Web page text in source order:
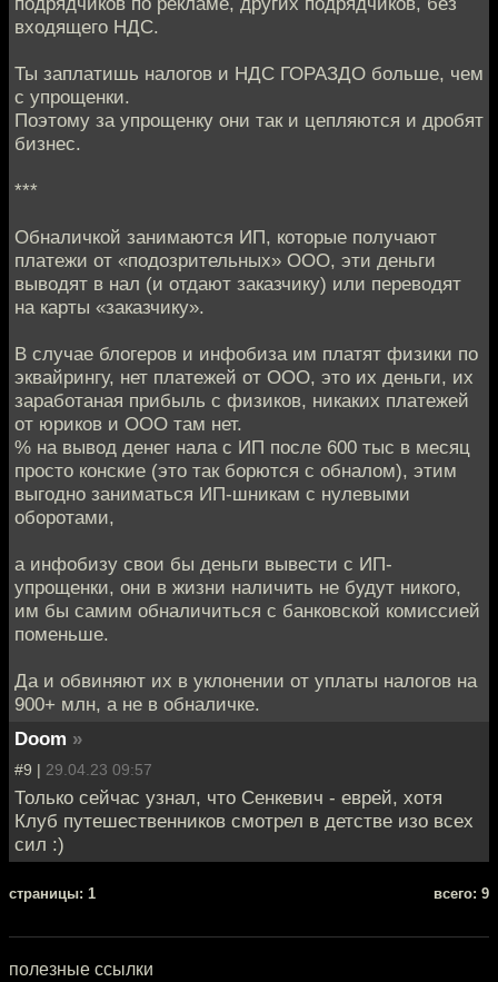
входящего НДС.
Ты заплатишь налогов и НДС ГОРАЗДО больше, чем
с упрощенки.
Поэтому за упрощенку они так и цепляются и дробят
бизнес.
***
Обналичкой занимаются ИП, которые получают
платежи от «подозрительных» ООО, эти деньги
выводят в нал (и отдают заказчику) или переводят
на карты «заказчику».
В случае блогеров и инфобиза им платят физики по
эквайрингу, нет платежей от ООО, это их деньги, их
заработаная прибыль с физиков, никаких платежей
от юриков и ООО там нет.
% на вывод денег нала с ИП после 600 тыс в месяц
просто конские (это так борются с обналом), этим
выгодно заниматься ИП-шникам с нулевыми
оборотами,
а инфобизу свои бы деньги вывести с ИП-
упрощенки, они в жизни наличить не будут никого,
им бы самим обналичиться с банковской комиссией
поменьше.
Да и обвиняют их в уклонении от уплаты налогов на
900+ млн, а не в обналичке.
Doom »
#9 | 29.04.23 09:57
Только сейчас узнал, что Сенкевич - еврей, хотя
Клуб путешественников смотрел в детстве изо всех
сил :)
cтраницы: 1 всего: 9
полезные ссылки